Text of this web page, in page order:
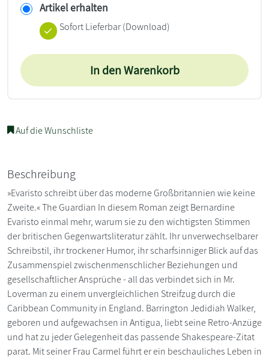
Artikel erhalten
Sofort Lieferbar (Download)
In den Warenkorb
Auf die Wunschliste
Beschreibung
»Evaristo schreibt über das moderne Großbritannien wie keine
Zweite.« The Guardian In diesem Roman zeigt Bernardine
Evaristo einmal mehr, warum sie zu den wichtigsten Stimmen
der britischen Gegenwartsliteratur zählt. Ihr unverwechselbarer
Schreibstil, ihr trockener Humor, ihr scharfsinniger Blick auf das
Zusammenspiel zwischenmenschlicher Beziehungen und
gesellschaftlicher Ansprüche - all das verbindet sich in Mr.
Loverman zu einem unvergleichlichen Streifzug durch die
Caribbean Community in England. Barrington Jedidiah Walker,
geboren und aufgewachsen in Antigua, liebt seine Retro-Anzüge
und hat zu jeder Gelegenheit das passende Shakespeare-Zitat
parat. Mit seiner Frau Carmel führt er ein beschauliches Leben in